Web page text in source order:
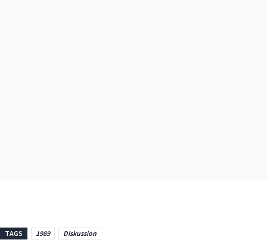
TAGS 1989 Diskussion